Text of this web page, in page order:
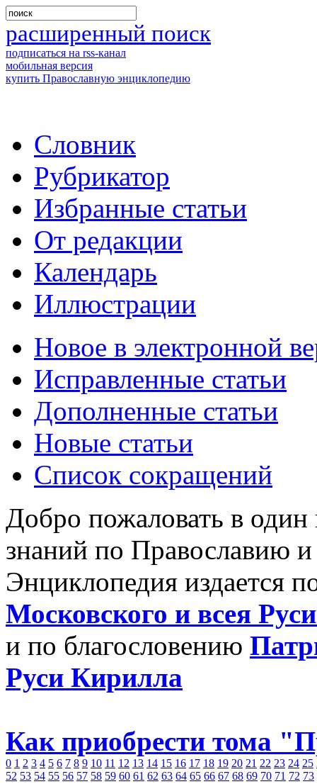
расширенный поиск
подписаться на rss-канал
мобильная версия
купить Православную энциклопедию
Словник
Рубрикатор
Избранные статьи
От редакции
Календарь
Иллюстрации
Новое в электронной
Исправленные статьи
Дополненные статьи
Новые статьи
Список сокращений
Добро пожаловать в
знаний по Православию
Энциклопедия издается
Московского и всея
и по благословению
Руси Кирилла
Как приобрести тома
0 1 2 3 4 5 6 7 8 9 10 11 12 13 14 15 16 17 18 19 20 21 22 23 24 25
52 53 54 55 56 57 58 59 60 61 62 63 64 65 66 67 68 69 70 71 72 73